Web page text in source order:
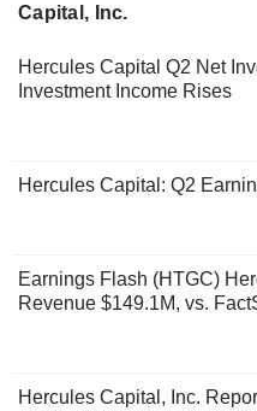
Capital, Inc.
Hercules Capital Q2 Net
Investment Income Rises
Hercules Capital: Q2
Earnings Flash (HTGC)
Revenue $149.1M, vs.
Hercules Capital, Inc.